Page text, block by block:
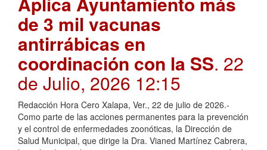
de 3 mil vacunas
antirrábicas en
coordinación con la SS. 22
de Julio, 2026 12:15
Redacción Hora Cero Xalapa, Ver., 22 de julio de 2026.-
Como parte de las acciones permanentes para la prevención
y el control de enfermedades zoonóticas, la Dirección de
Salud Municipal, que dirige la Dra. Vianed Martínez Cabrera,